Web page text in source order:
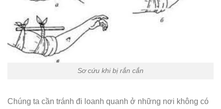
Sơ cứu khi bị rắn cắn
Chúng ta cần tránh đi loanh quanh ở những nơi không có